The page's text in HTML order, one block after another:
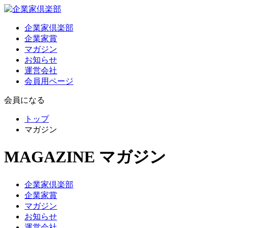
企業家倶楽部
企業家賞
マガジン
お知らせ
運営会社
会員用ページ
会員になる
トップ
マガジン
MAGAZINE マガジン
企業家倶楽部
企業家賞
マガジン
お知らせ